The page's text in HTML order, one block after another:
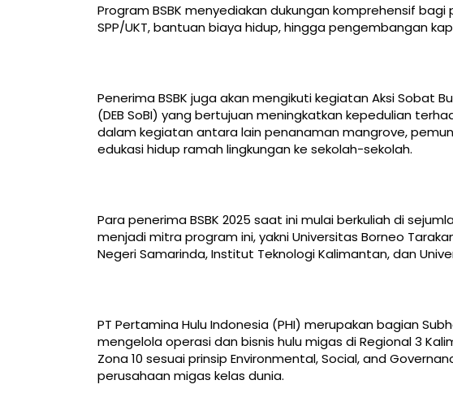
Program BSBK menyediakan dukungan komprehensif
SPP/UKT, bantuan biaya hidup, hingga pengembangan
Penerima BSBK juga akan mengikuti kegiatan Aksi Sobat
(DEB SoBI) yang bertujuan meningkatkan kepedulian
dalam kegiatan antara lain penanaman mangrove,
edukasi hidup ramah lingkungan ke sekolah-sekolah.
Para penerima BSBK 2025 saat ini mulai berkuliah di
menjadi mitra program ini, yakni Universitas Borneo
Negeri Samarinda, Institut Teknologi Kalimantan, dan
PT Pertamina Hulu Indonesia (PHI) merupakan bagian
mengelola operasi dan bisnis hulu migas di Regional 3
Zona 10 sesuai prinsip Environmental, Social, and
perusahaan migas kelas dunia.